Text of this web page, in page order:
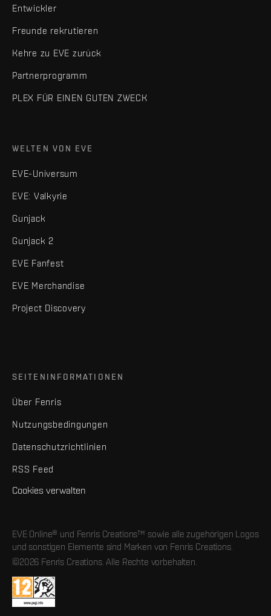
Entwickler
Freunde rekrutieren
Kehre zu EVE zurück
Partnerprogramm
PLEX FÜR EINEN GUTEN ZWECK
WELTEN VON EVE
EVE-Universum
EVE: Valkyrie
Gunjack
Gunjack 2
EVE Fanfest
EVE Merchandise
Project Discovery
SEITENINFORMATIONEN
Über Fenris
Nutzungsbedingungen
Datenschutzrichtlinien
RSS Feed
Cookies verwalten
EVE Online® und Fenris Creations™ sowie alle zugehörigen Logos
und sonstigen Elemente sind Marken von Fenris Creations.
©2026 Fenris Creations. Alle Rechte vorbehalten.